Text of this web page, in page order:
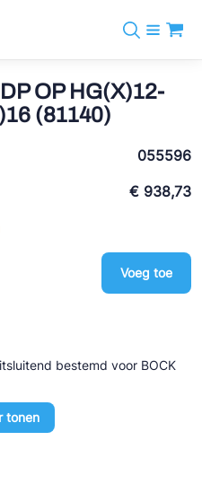
OP HG(X)12-
(81140)
055596
€ 938,73
Voeg toe
bestemd voor BOCK
tonen